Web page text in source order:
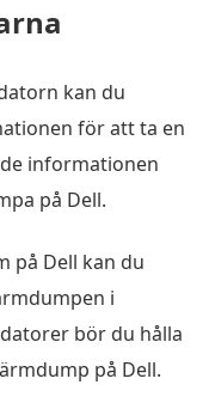
kan du
för att ta en
informationen
på Dell.
på Dell kan du
i
bör du hålla
på Dell.